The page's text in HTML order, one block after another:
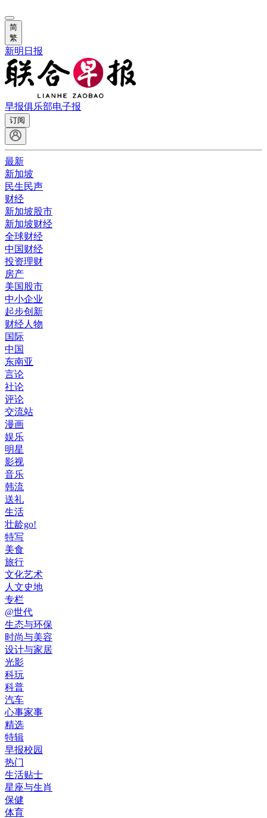
简
繁
新明日报
早报俱乐部电子报
订阅
最新
新加坡
民生民声
财经
新加坡股市
新加坡财经
全球财经
中国财经
投资理财
房产
美国股市
中小企业
起步创新
财经人物
国际
中国
东南亚
言论
社论
评论
交流站
漫画
娱乐
明星
影视
音乐
韩流
送礼
生活
壮龄go!
特写
美食
旅行
文化艺术
人文史地
专栏
@世代
生态与环保
时尚与美容
设计与家居
光影
科玩
科普
汽车
心事家事
精选
特辑
早报校园
热门
生活贴士
星座与生肖
保健
体育